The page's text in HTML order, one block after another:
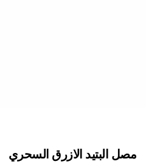
مصل البتيد الازرق السحري